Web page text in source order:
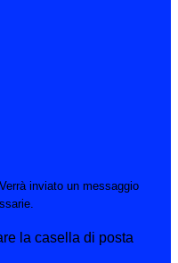
Verrà inviato un messaggio
la casella di posta